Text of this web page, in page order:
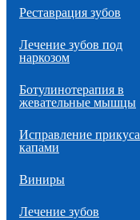
Реставрация зубов
Лечение зубов под
наркозом
Ботулинотерапия в
жевательные мышцы
Исправление прикуса
капами
Виниры
Лечение зубов